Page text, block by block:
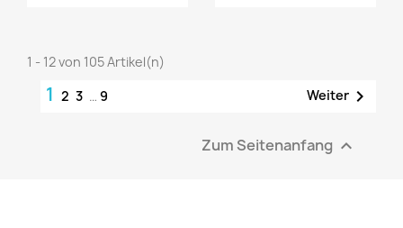
1 - 12 von 105 Artikel(n)
1 2 3 … 9 Weiter 
Zum Seitenanfang 